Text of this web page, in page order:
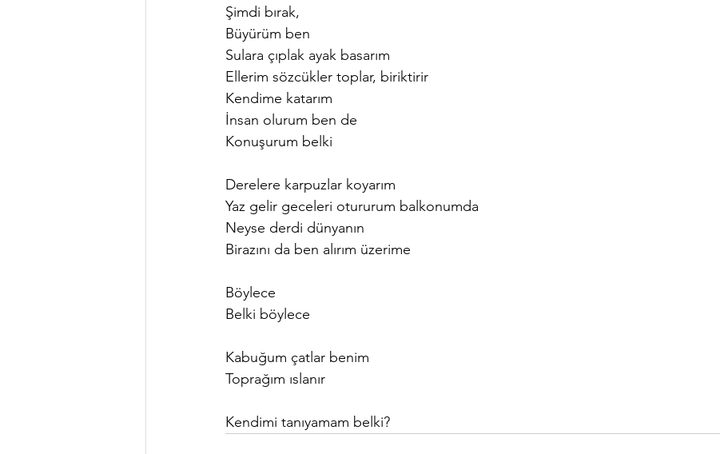
Şimdi bırak,
Büyürüm ben
Sulara çıplak ayak basarım
Ellerim sözcükler toplar, biriktirir
Kendime katarım
İnsan olurum ben de
Konuşurum belki
Derelere karpuzlar koyarım
Yaz gelir geceleri otururum balkonumda
Neyse derdi dünyanın
Birazını da ben alırım üzerime
Böylece
Belki böylece
Kabuğum çatlar benim
Toprağım ıslanır
Kendimi tanıyamam belki?